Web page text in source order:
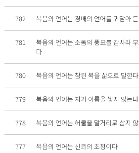
782 복음의 언어는 경배의 언어를 귀담아
781
복음의 언어는 소돔의 풍요를 감사라
다
780 복음의 언어는 참된 복을 삶으로 말한다
779 복음의 언어는 자기 이름을 쌓지 않는다
778 복음의 언어는 허물을 말거리로 삼지
777 복음의 언어는 신뢰의 초청이다